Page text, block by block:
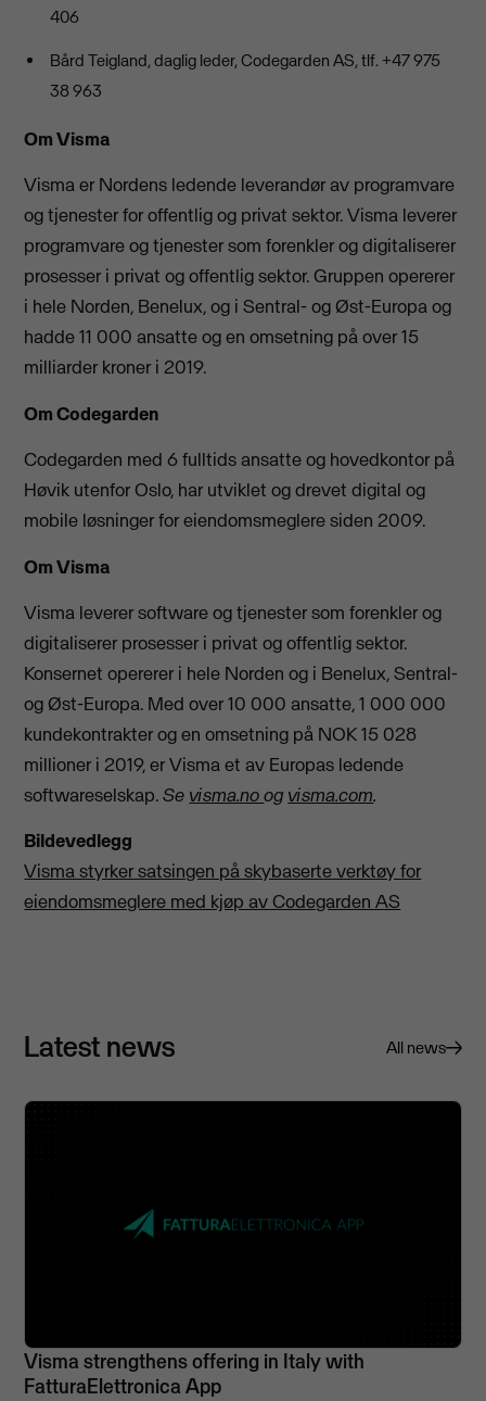
406
Bård Teigland, daglig leder, Codegarden AS, tlf. +47 975
38 963
Om Visma
Visma er Nordens ledende leverandør av programvare
og tjenester for offentlig og privat sektor. Visma leverer
programvare og tjenester som forenkler og digitaliserer
prosesser i privat og offentlig sektor. Gruppen opererer
i hele Norden, Benelux, og i Sentral- og Øst-Europa og
hadde 11 000 ansatte og en omsetning på over 15
milliarder kroner i 2019.
Om Codegarden
Codegarden med 6 fulltids ansatte og hovedkontor på
Høvik utenfor Oslo, har utviklet og drevet digital og
mobile løsninger for eiendomsmeglere siden 2009.
Om Visma
Visma leverer software og tjenester som forenkler og
digitaliserer prosesser i privat og offentlig sektor.
Konsernet opererer i hele Norden og i Benelux, Sentral-
og Øst-Europa. Med over 10 000 ansatte, 1 000 000
kundekontrakter og en omsetning på NOK 15 028
millioner i 2019, er Visma et av Europas ledende
softwareselskap.Se visma.noog visma.com.
Bildevedlegg
Visma styrker satsingen på skybaserte verktøy for
eiendomsmeglere med kjøp av Codegarden AS
Latest news All news
Visma strengthens offering in Italy with
FatturaElettronica App